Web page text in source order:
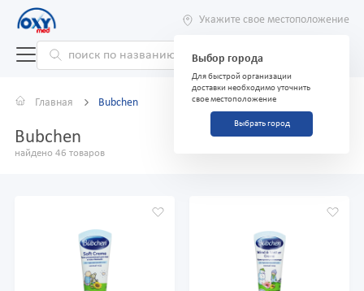
Укажите свое местоположение
Выбор города
Для быстрой организации
доставки необходимо уточнить
свое местоположение
Выбрать город
Главная Bubchen
Bubchen
найдено 46 товаров